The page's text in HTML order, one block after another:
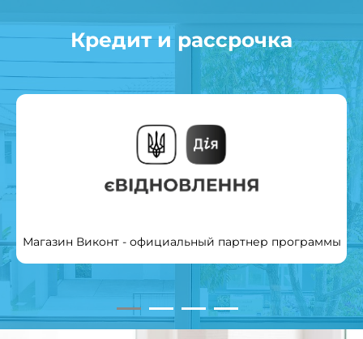
Кредит и рассрочка
Магазин Виконт - официальный партнер программы